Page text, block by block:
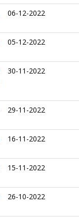
06-12-2022
05-12-2022
30-11-2022
29-11-2022
16-11-2022
15-11-2022
26-10-2022